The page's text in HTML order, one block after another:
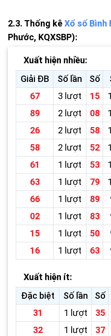
2.3. Thống kêXổ số Bình
Phước, KQXSBP):
Xuất hiện nhiều:
Giải ĐB
Số lần Số
67
3 lượt 15
89
2 lượt 08
26
2 lượt 58
58
2 lượt 52
61
1 lượt 53
63
1 lượt 79
66
1 lượt 89
02
1 lượt 83
15
1 lượt 50
16
1 lượt 63
Xuất hiện ít:
Đặc biệt
Số lần Số
31
1 lượt 35
32
1 lượt 37